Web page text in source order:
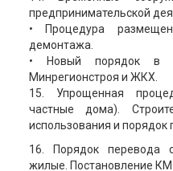
предпринимательской
• Процедура
демонтажа.
• Новый порядок в
Минрегионстроя и ЖКХ.
15. Упрощенная
частные дома).
использования и порядок
16. Порядок перевода
жилые. Постановление